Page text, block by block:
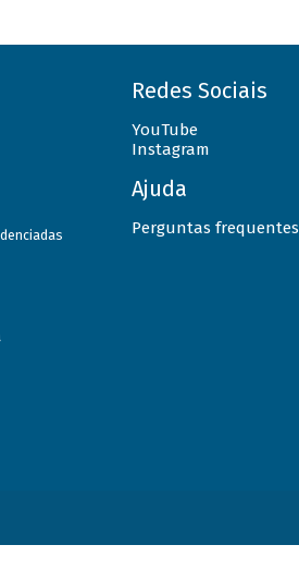
Redes Sociais
YouTube
Instagram
Ajuda
Perguntas frequentes